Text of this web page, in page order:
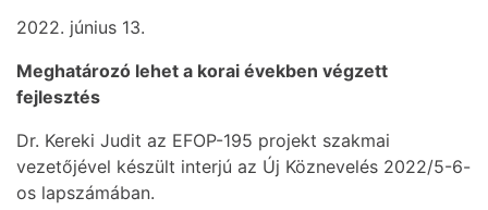
2022. június 13.
Meghatározó lehet a korai években végzett
fejlesztés
Dr. Kereki Judit az EFOP-195 projekt szakmai
vezetőjével készült interjú az Új Köznevelés 2022/5-6-
os lapszámában.